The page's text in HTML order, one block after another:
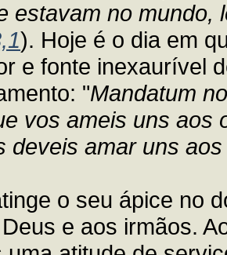
estavam no mundo,
). Hoje é o dia em
e fonte inexaurível
"Mandatum
vos ameis uns aos
deveis amar uns
o seu ápice no
e aos irmãos.